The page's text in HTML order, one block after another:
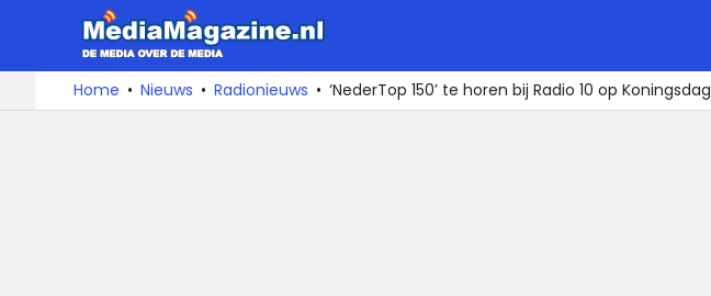
naar
De
media
over
Home Nieuws Radionieuws ‘NederTop 150’ te horen bij Radio 10 op Koningsdag